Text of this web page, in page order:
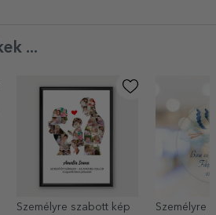
...
Személyre szabott kép
Személyre